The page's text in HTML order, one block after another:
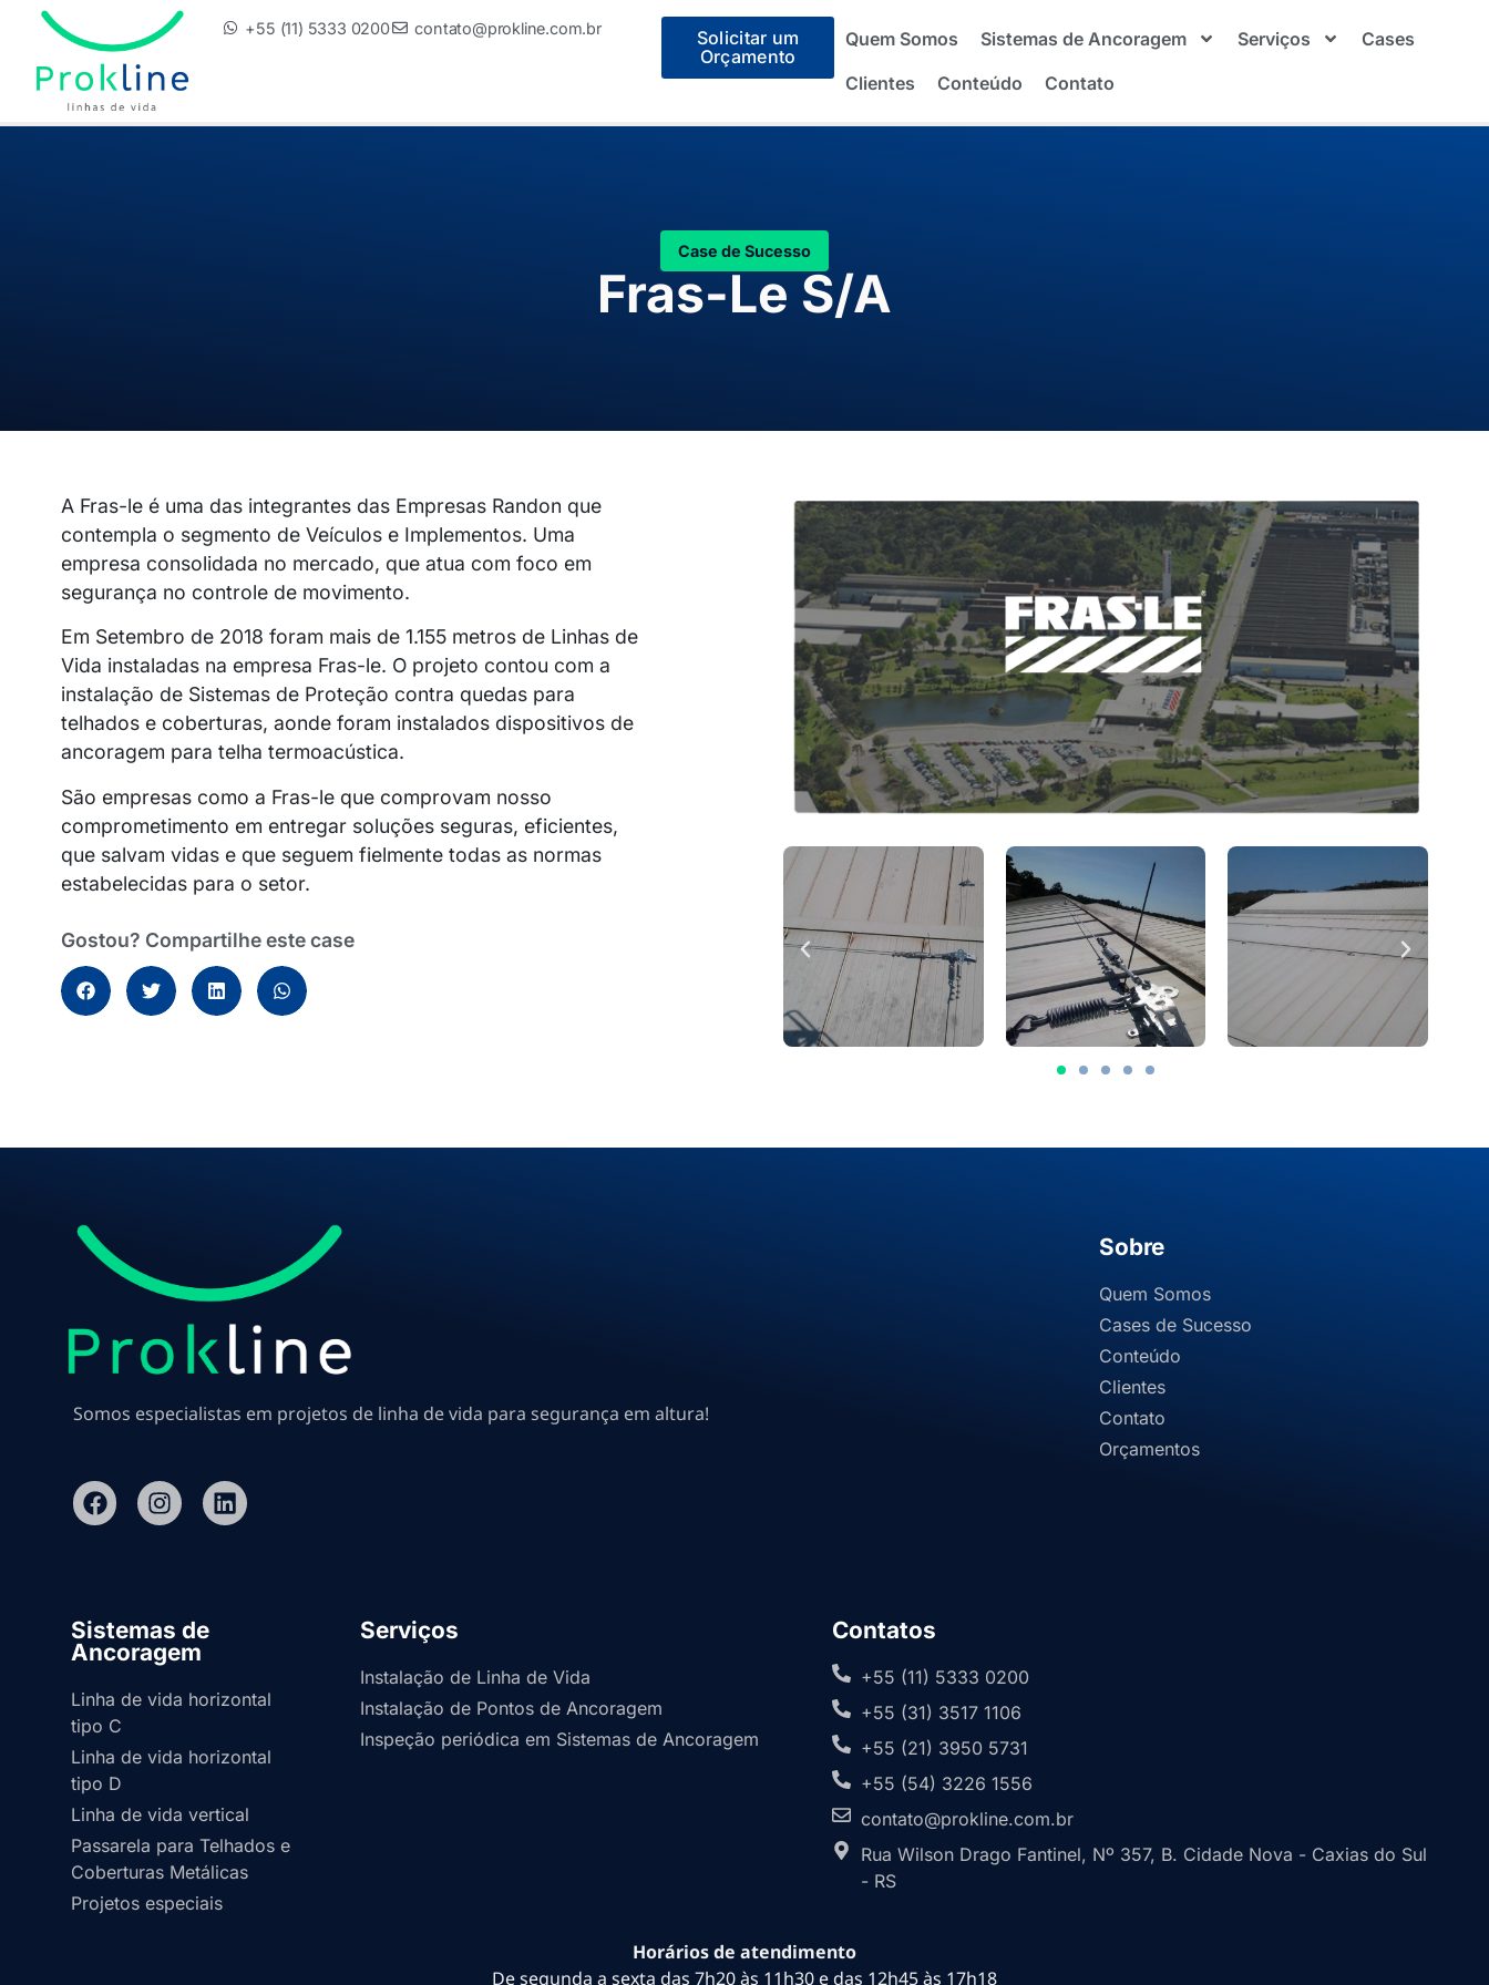
+55 (11) 5333 0200 contato@prokline.com.br
Solicitar um
Orçamento
Quem Somos Sistemas de Ancoragem Serviços
Cases
Clientes
Conteúdo Contato
Case de Sucesso
Fras-Le S/A
A Fras-le é uma das integrantes das Empresas Randon que
contempla o segmento de Veículos e Implementos. Uma
empresa consolidada no mercado, que atua com foco em
segurança no controle de movimento.
Em Setembro de 2018 foram mais de 1.155 metros de Linhas de
Vida instaladas na empresa Fras-le. O projeto contou com a
instalação de Sistemas de Proteção contra quedas para
telhados e coberturas, aonde foram instalados dispositivos de
ancoragem para telha termoacústica.
São empresas como a Fras-le que comprovam nosso
comprometimento em entregar soluções seguras, eficientes,
que salvam vidas e que seguem fielmente todas as normas
estabelecidas para o setor.
Gostou? Compartilhe este case
Somos especialistas em projetos de linha de vida para segurança em altura!
Sobre
Quem Somos
Cases de Sucesso
Conteúdo
Clientes
Contato
Orçamentos
Sistemas de
Ancoragem
Linha de vida horizontal
tipo C
Linha de vida horizontal
tipo D
Linha de vida vertical
Passarela para Telhados e
Coberturas Metálicas
Projetos especiais
Serviços
Instalação de Linha de Vida
Instalação de Pontos de Ancoragem
Inspeção periódica em Sistemas de Ancoragem
Contatos
+55 (11) 5333 0200
+55 (31) 3517 1106
+55 (21) 3950 5731
+55 (54) 3226 1556
contato@prokline.com.br
Rua Wilson Drago Fantinel, Nº 357, B. Cidade Nova - Caxias do Sul
- RS
Horários de atendimento
De segunda a sexta das 7h20 às 11h30 e das 12h45 às 17h18